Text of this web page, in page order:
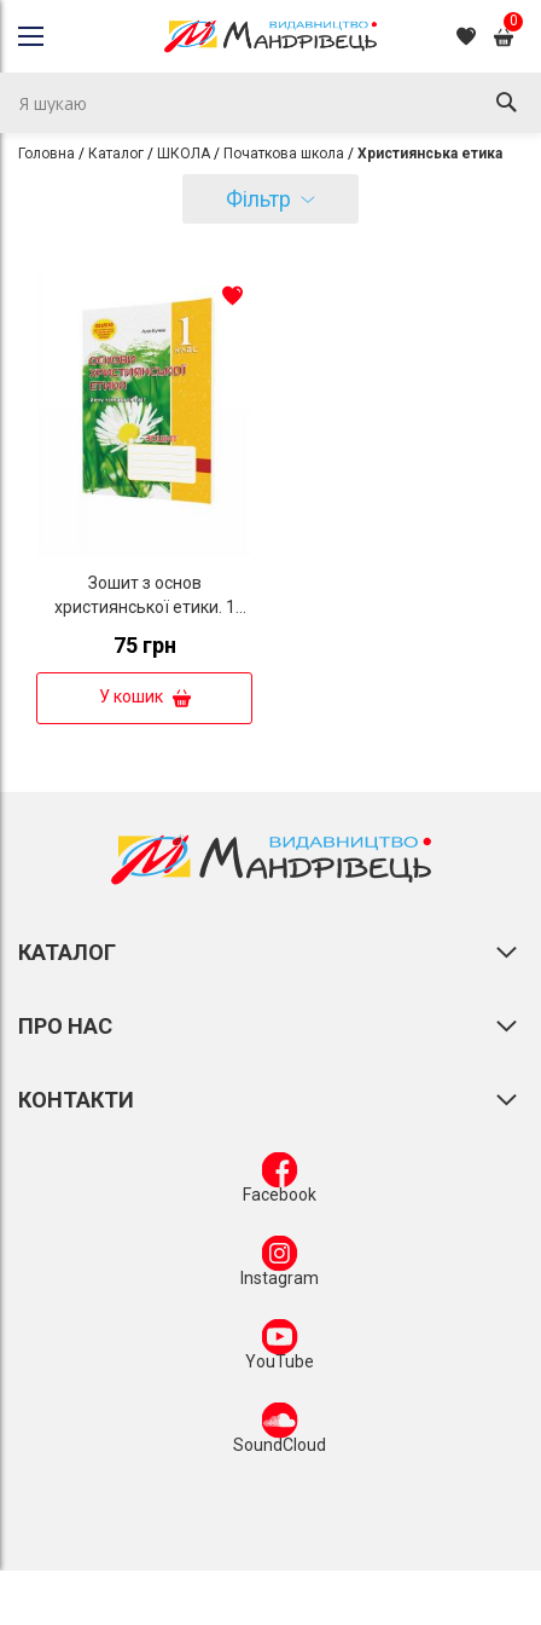
0
Головна Каталог ШКОЛА Початкова школа Християнська етика
Фільтр
Зошит з основ
християнської етики. 1
75 грн
У кошик
КАТАЛОГ
ПРО НАС
КОНТАКТИ
Facebook
Instagram
YouTube
SoundCloud